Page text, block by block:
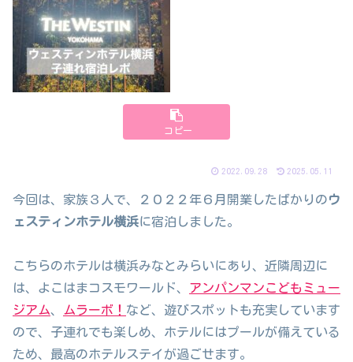
コピー
2022.09.28 2025.05.11
今回は、家族３人で、２０２２年６月開業したばかりのウ
ェスティンホテル横浜に宿泊しました。
こちらのホテルは横浜みなとみらいにあり、近隣周辺に
は、よこはまコスモワールド、 アンパンマンこどもミュー
ジアム、 ムラーボ！ など、遊びスポットも充実しています
ので、子連れでも楽しめ、ホテルにはプールが備えている
ため、最高のホテルステイが過ごせます。